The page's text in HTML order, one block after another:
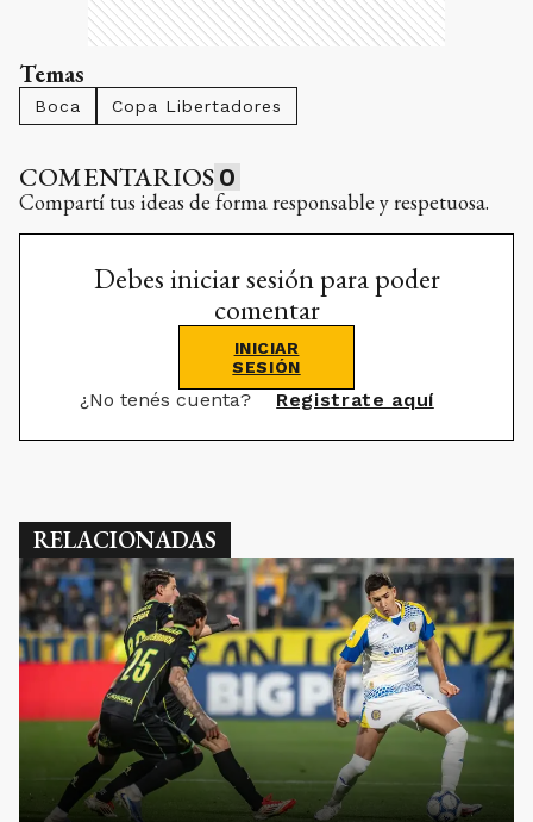
Temas
Boca Copa Libertadores
COMENTARIOS 0
Compartí tus ideas de forma responsable y respetuosa.
Debes iniciar sesión para poder
comentar
INICIAR
SESIÓN
¿No tenés cuenta? Registrate aquí
RELACIONADAS